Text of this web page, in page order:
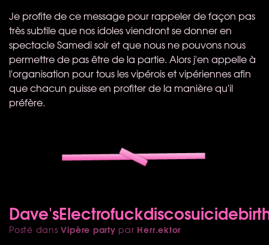
Je profite de ce message pour rappeler de façon pas
très subtile que nos idoles viendront se donner en
spectacle Samedi soir et que nous ne pouvons nous
permettre de pas être de la partie. Alors j'en appelle à
l'organisation pour tous les vipérois et vipériennes afin
que chacun puisse en profiter de la manière qu'il
préfère.
Posté dansVipère party par Herr.ektor